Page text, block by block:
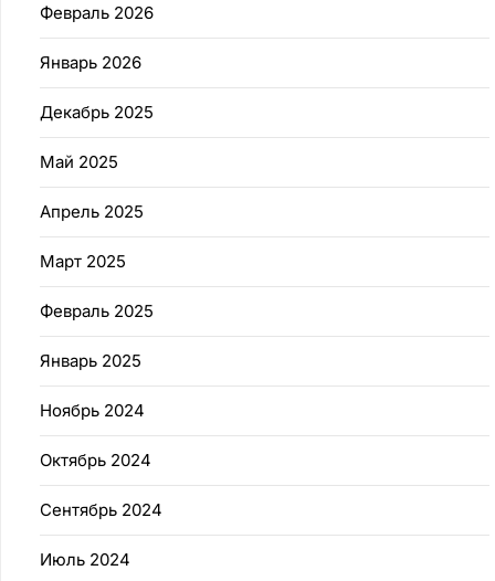
Февраль 2026
Январь 2026
Декабрь 2025
Май 2025
Апрель 2025
Март 2025
Февраль 2025
Январь 2025
Ноябрь 2024
Октябрь 2024
Сентябрь 2024
Июль 2024